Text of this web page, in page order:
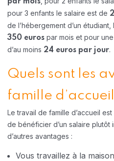
pour 3 enfants le salaire est de
de l’hébergement d’un
350 euros par mois et pour
d’au moins 24 euros par jour.
Quels sont les
famille
Le travail de famille d’accueil est
de bénéficier d’un salaire
d’autres avantages :
Vous travaillez à la